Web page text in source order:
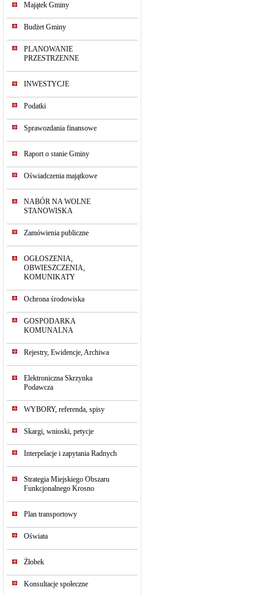
Majątek Gminy
Budżet Gminy
PLANOWANIE
PRZESTRZENNE
INWESTYCJE
Podatki
Sprawozdania finansowe
Raport o stanie Gminy
Oświadczenia majątkowe
NABÓR NA WOLNE
STANOWISKA
Zamówienia publiczne
OGŁOSZENIA,
OBWIESZCZENIA,
KOMUNIKATY
Ochrona środowiska
GOSPODARKA
KOMUNALNA
Rejestry, Ewidencje, Archiwa
Elektroniczna Skrzynka
Podawcza
WYBORY, referenda, spisy
Skargi, wnioski, petycje
Interpelacje i zapytania Radnych
Strategia Miejskiego Obszaru
Funkcjonalnego Krosno
Plan transportowy
Oświata
Żłobek
Konsultacje społeczne